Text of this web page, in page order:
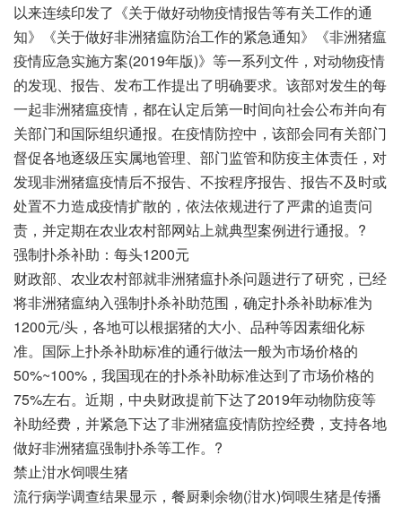
以来连续印发了《关于做好动物疫情报告等有关工作的通
知》《关于做好非洲猪瘟防治工作的紧急通知》《非洲猪瘟
疫情应急实施方案(2019年版)》等一系列文件，对动物疫情
的发现、报告、发布工作提出了明确要求。该部对发生的每
一起非洲猪瘟疫情，都在认定后第一时间向社会公布并向有
关部门和国际组织通报。在疫情防控中，该部会同有关部门
督促各地逐级压实属地管理、部门监管和防疫主体责任，对
发现非洲猪瘟疫情后不报告、不按程序报告、报告不及时或
处置不力造成疫情扩散的，依法依规进行了严肃的追责问
责，并定期在农业农村部网站上就典型案例进行通报。?
强制扑杀补助：每头1200元
财政部、农业农村部就非洲猪瘟扑杀问题进行了研究，已经
将非洲猪瘟纳入强制扑杀补助范围，确定扑杀补助标准为
1200元/头，各地可以根据猪的大小、品种等因素细化标
准。国际上扑杀补助标准的通行做法一般为市场价格的
50%~100%，我国现在的扑杀补助标准达到了市场价格的
75%左右。近期，中央财政提前下达了2019年动物防疫等
补助经费，并紧急下达了非洲猪瘟疫情防控经费，支持各地
做好非洲猪瘟强制扑杀等工作。?
禁止泔水饲喂生猪
流行病学调查结果显示，餐厨剩余物(泔水)饲喂生猪是传播